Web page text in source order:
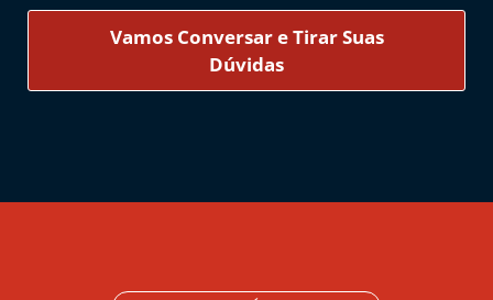
Vamos Conversar e Tirar Suas
Dúvidas